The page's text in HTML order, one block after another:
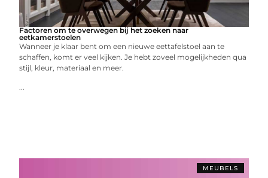
Factoren om te overwegen bij het zoeken naar
eetkamerstoelen
Wanneer je klaar bent om een ​​nieuwe eettafelstoel aan te
schaffen, komt er veel kijken. Je hebt zoveel mogelijkheden qua
stijl, kleur, materiaal en meer.
...
MEUBELS